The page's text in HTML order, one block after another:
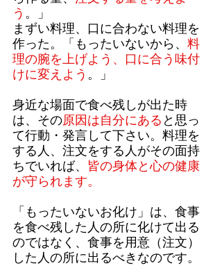
う 。」
まずい料理、口に合わない料理を
作った。「もったいないから、 料
理の腕を上げよう、口に合う味付
けに変えよう 。」
身近な場面で食べ残しが出た時
は、その原因は自分にある と思っ
て行動・発言して下さい。料理を
する人、注文をする人がその面持
ちでいれば、 皆の身体と心の健康
が守られます。
「もったいないお化け」は、食事
を食べ残した人の所に化けて出る
のではなく、食事を用意（注文）
した人の所に出るべきなのです。